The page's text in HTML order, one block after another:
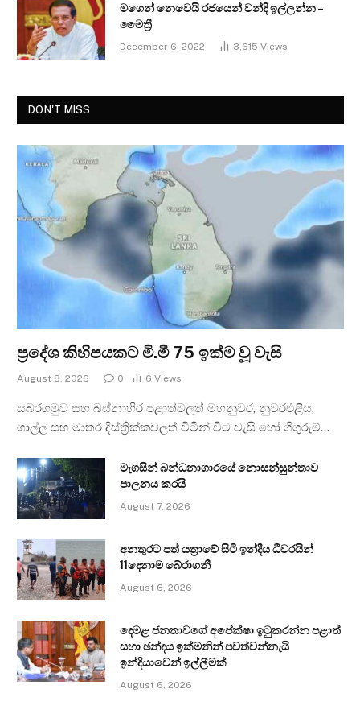
මගෙන් නෙවෙයි රජයෙන් වන්දි ඉල්ලන්න –
මෛත්‍රී
December 6, 2022 3,615 Views
DON'T MISS
ප්‍රදේශ කිහිපයකට මි.මී 75 ඉක්ම වූ වැසි
August 8, 2026 0 6 Views
සබරගමුව සහ බස්නාහිර පළාත්වලත් මහනුවර, නුවරඑළිය,
ගාල්ල සහ මාතර දිස්ත්‍රික්කවලත් විටින් විට වැසි හෝ ගිගුරුම්…
මැගසින් බන්ධනාගාරයේ නොසන්සුන්තාව
පාලනය කරයි
August 7, 2026
අනතුරට පත් යත්‍රාවේ සිටි ඉන්දීය ධීවරයින්
11දෙනාම බේරාගනී
August 6, 2026
දෙමළ ජනතාවගේ අපේක්ෂා ඉටුකරන්න පළාත්
සභා ඡන්දය ඉක්මනින් පවත්වන්නැයි
ඉන්දියාවෙන් ඉල්ලීමක්
August 6, 2026